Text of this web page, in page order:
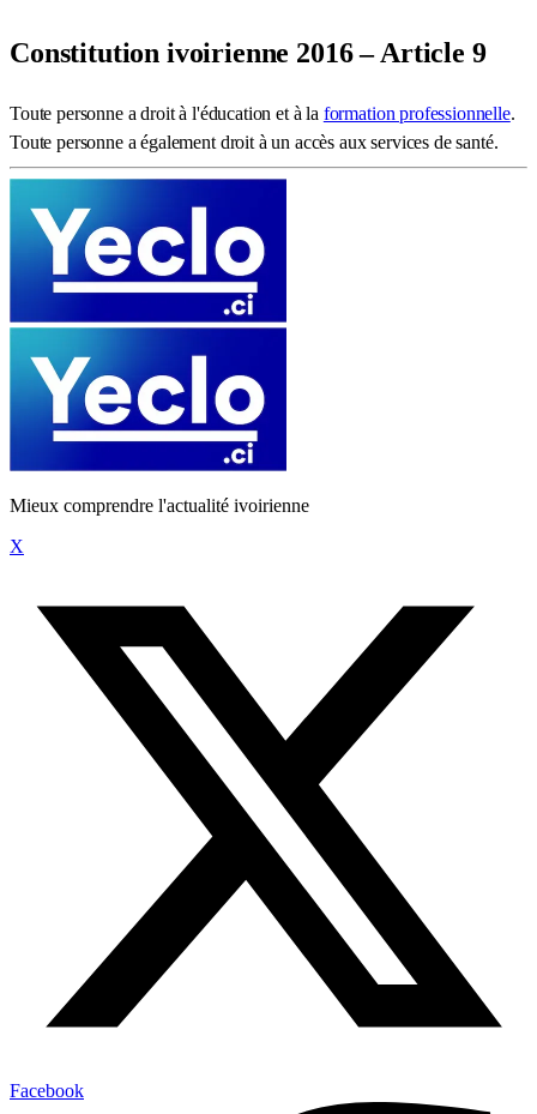
Constitution ivoirienne 2016 – Article 9
Toute personne a droit à l'éducation et à la formation professionnelle.
Toute personne a également droit à un accès aux services de santé.
Mieux comprendre l'actualité ivoirienne
X
Facebook